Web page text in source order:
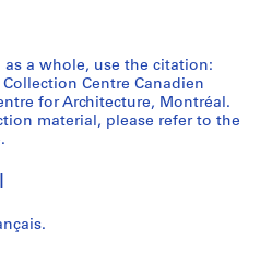
a whole, use the citation:
Centre Canadien
for Architecture, Montréal.
material, please refer to the